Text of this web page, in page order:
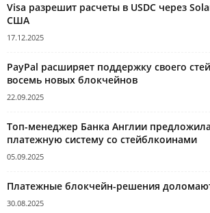
Visa разрешит расчеты в USDC через
США
17.12.2025
PayPal расширяет поддержку своего
восемь новых блокчейнов
22.09.2025
Топ-менеджер Банка Англии
платежную систему со стейблкоинами
05.09.2025
Платежные блокчейн-решения доломают
30.08.2025